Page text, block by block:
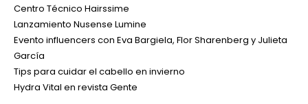
Centro Técnico Hairssime
Lanzamiento Nusense Lumine
Evento influencers con Eva Bargiela, Flor Sharenberg y Julieta
García
Tips para cuidar el cabello en invierno
Hydra Vital en revista Gente